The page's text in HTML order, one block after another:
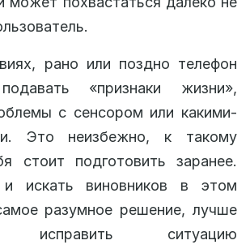
рано или поздно телефон
«признаки жизни»,
с сенсором или какими-
Это неизбежно, к такому
стоит подготовить заранее.
и искать виновников в этом
разумное решение, лучше
исправить ситуацию